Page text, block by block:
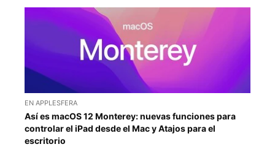
EN APPLESFERA
Así es macOS 12 Monterey: nuevas funciones para
controlar el iPad desde el Mac y Atajos para el
escritorio